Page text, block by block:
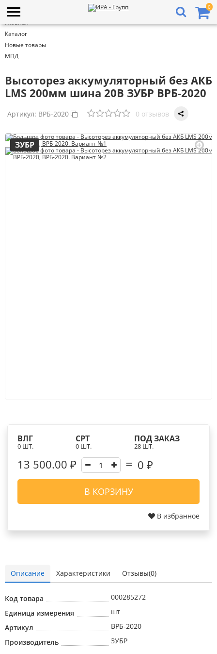
0
Главная
Каталог
Новые товары
МПД
Высоторез аккумуляторный без АКБ
LMS 200мм шина 20В ЗУБР ВРБ-2020
Артикул: ВРБ-2020 0 отзывов
ЗУБР
ВЛГ
0 ШТ.
СРТ
0 ШТ.
ПОД ЗАКАЗ
28 ШТ.
13 500.00 ₽ 0 ₽
В КОРЗИНУ
В избранное
Описание Характеристики Отзывы(0)
Код товара
000285272
Единица измерения
шт
Артикул
ВРБ-2020
Производитель
ЗУБР